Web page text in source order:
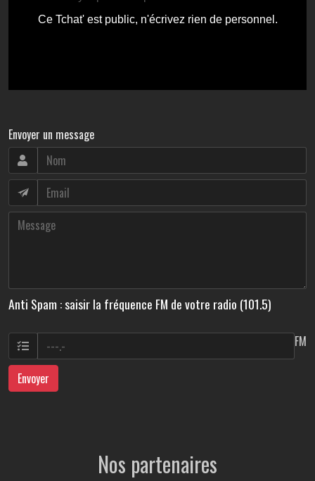
Envoyer un message
Anti Spam : saisir la fréquence FM de votre radio (101.5)
FM
Envoyer
Nos partenaires